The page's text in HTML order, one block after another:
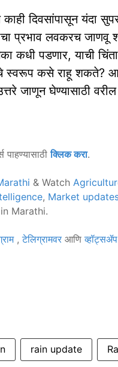
दिवसांपासून यंदा
प्रभाव लवकरच
कधी पडणार, याची
स्वरूप कसे राहू शकते?
जाणून घेण्यासाठी
पाहण्यासाठीक्लिक करा.
& Watch
, Market
in Marathi.
,टेलिग्रामवर आणिव्हॉट्सॲप
rain update